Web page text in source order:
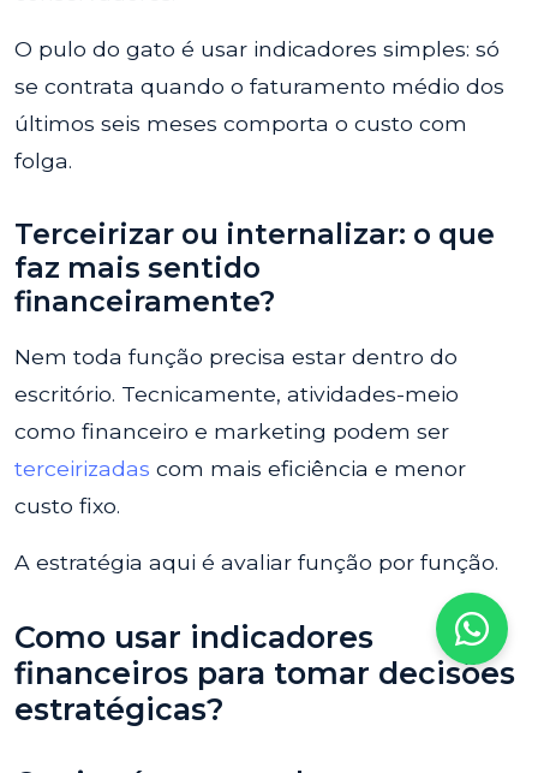
O pulo do gato é usar indicadores simples: só
se contrata quando o faturamento médio dos
últimos seis meses comporta o custo com
folga.
Terceirizar ou internalizar: o que
faz mais sentido
financeiramente?
Nem toda função precisa estar dentro do
escritório. Tecnicamente, atividades-meio
como financeiro e marketing podem ser
terceirizadas com mais eficiência e menor
custo fixo.
A estratégia aqui é avaliar função por função.
Como usar indicadores
financeiros para tomar decisões
estratégicas?